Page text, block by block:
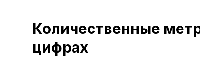
Количественные
цифрах